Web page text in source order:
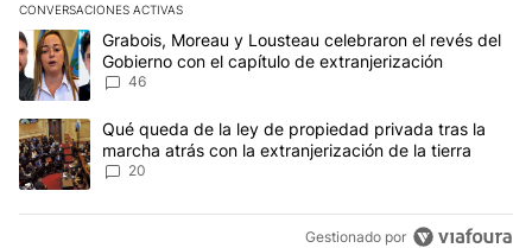
CONVERSACIONES ACTIVAS
Este listado muestra los artículos con más comentarios en los
Un artículo de tendencia con el título "Grabois, Moreau y
Grabois, Moreau y Lousteau celebraron el revés del
Gobierno con el capítulo de extranjerización
46
Un artículo de tendencia con el título "Qué queda de la ley de
Qué queda de la ley de propiedad privada tras la
marcha atrás con la extranjerización de la tierra
20
Gestionado por